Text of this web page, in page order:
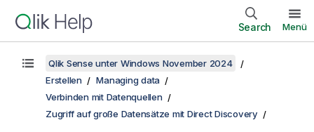
Search Menü
Qlik Sense unter Windows November 2024
Erstellen
Managing data
Verbinden mit Datenquellen
Zugriff auf große Datensätze mit Direct Discovery